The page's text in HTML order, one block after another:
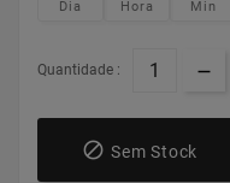
Dia Hora Min
Quantidade :
 Sem Stock